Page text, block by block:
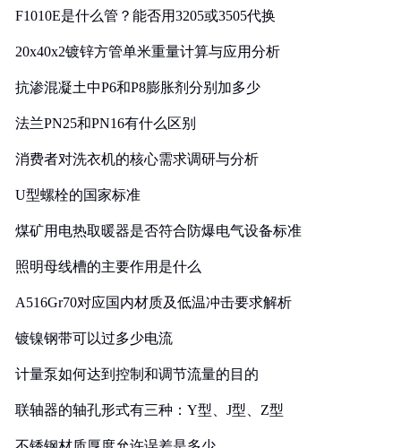
F1010E是什么管？能否用3205或3505代换
20x40x2镀锌方管单米重量计算与应用分析
抗渗混凝土中P6和P8膨胀剂分别加多少
法兰PN25和PN16有什么区别
消费者对洗衣机的核心需求调研与分析
U型螺栓的国家标准
煤矿用电热取暖器是否符合防爆电气设备标准
照明母线槽的主要作用是什么
A516Gr70对应国内材质及低温冲击要求解析
镀镍钢带可以过多少电流
计量泵如何达到控制和调节流量的目的
联轴器的轴孔形式有三种：Y型、J型、Z型